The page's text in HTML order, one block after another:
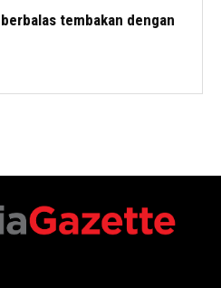
tembakan dengan